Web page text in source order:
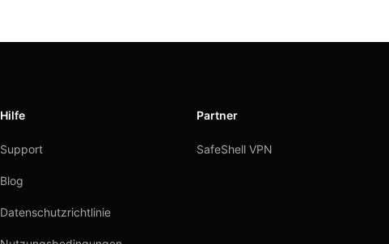
Hilfe
Support
Blog
Datenschutzrichtlinie
Partner
SafeShell VPN